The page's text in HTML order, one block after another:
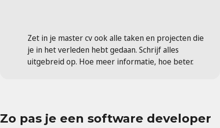
Zet in je master cv ook alle taken en projecten die
je in het verleden hebt gedaan. Schrijf alles
uitgebreid op. Hoe meer informatie, hoe beter.
Zo pas je een software developer